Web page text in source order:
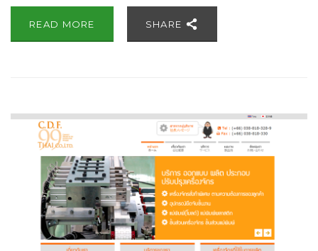
READ MORE SHARE